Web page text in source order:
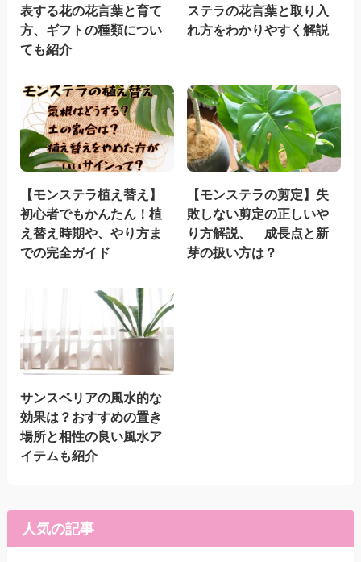
表する花の花言葉と育て
方、ギフトの種類につい
ても紹介
ステラの花言葉と取り入
れ方をわかりやすく解説
【モンステラ植え替え】
初心者でもかんたん！植
え替え時期や、やり方ま
での完全ガイド
【モンステラの剪定】失
敗しない剪定の正しいや
り方解説、 成長点と新
芽の扱い方は？
サンスベリアの風水的な
効果は？おすすめの置き
場所と相性の良い風水ア
イテムも紹介
人気の記事